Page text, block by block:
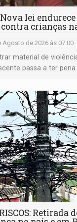
Nova lei
contra crianças
Agosto de 2026 às 07:00
material de
passa a ter
Retirada